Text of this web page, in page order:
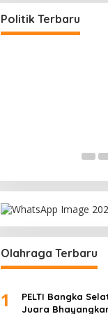
Politik Terbaru
Olahraga Terbaru
1
PELTI Bangka
Juara